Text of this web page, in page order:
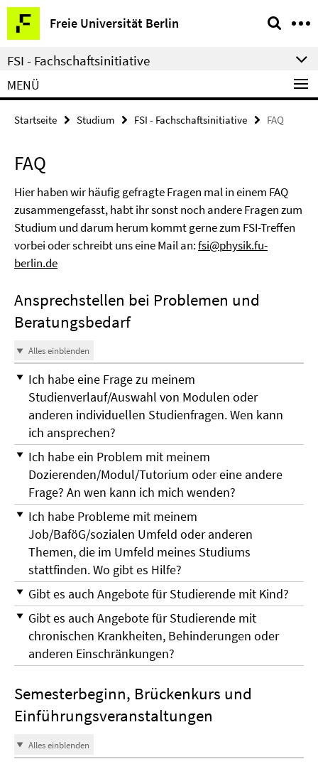
Springe
direkt
zu
Inhalt
Freie Universität Berlin
Service-
Navigation
FSI - Fachschaftsinitiative
MENÜ
Startseite Studium FSI - Fachschaftsinitiative FAQ
FAQ
Hier haben wir häufig gefragte Fragen mal in einem FAQ
zusammengefasst, habt ihr sonst noch andere Fragen zum
Studium und darum herum kommt gerne zum FSI-Treffen
vorbei oder schreibt uns eine Mail an:fsi@physik.fu-
berlin.de
Ansprechstellen bei Problemen und
Beratungsbedarf
Alles einblenden
Ich habe eine Frage zu meinem
Studienverlauf/Auswahl von Modulen oder
anderen individuellen Studienfragen. Wen kann
ich ansprechen?
Ich habe ein Problem mit meinem
Dozierenden/Modul/Tutorium oder eine andere
Frage? An wen kann ich mich wenden?
Ich habe Probleme mit meinem
Job/BaföG/sozialen Umfeld oder anderen
Themen, die im Umfeld meines Studiums
stattfinden. Wo gibt es Hilfe?
Gibt es auch Angebote für Studierende mit Kind?
Gibt es auch Angebote für Studierende mit
chronischen Krankheiten, Behinderungen oder
anderen Einschränkungen?
Semesterbeginn, Brückenkurs und
Einführungsveranstaltungen
Alles einblenden